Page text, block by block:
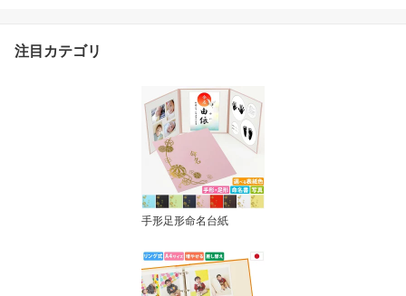
注目カテゴリ
手形足形命名台紙